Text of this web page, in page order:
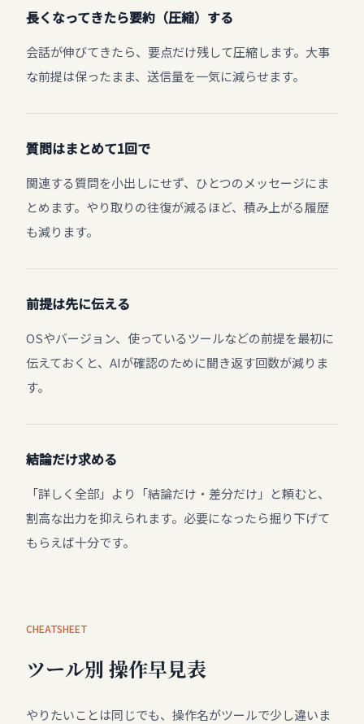
長くなってきたら要約（圧縮）する
会話が伸びてきたら、要点だけ残して圧縮します。大事
な前提は保ったまま、送信量を一気に減らせます。
質問はまとめて1回で
関連する質問を小出しにせず、ひとつのメッセージにま
とめます。やり取りの往復が減るほど、積み上がる履歴
も減ります。
前提は先に伝える
OSやバージョン、使っているツールなどの前提を最初に
伝えておくと、AIが確認のために聞き返す回数が減りま
す。
結論だけ求める
「詳しく全部」より「結論だけ・差分だけ」と頼むと、
割高な出力を抑えられます。必要になったら掘り下げて
もらえば十分です。
CHEATSHEET
ツール別 操作早見表
やりたいことは同じでも、操作名がツールで少し違いま